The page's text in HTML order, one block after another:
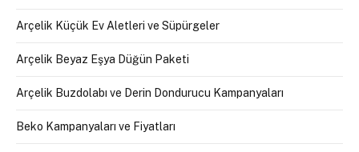
Arçelik Küçük Ev Aletleri ve Süpürgeler
Arçelik Beyaz Eşya Düğün Paketi
Arçelik Buzdolabı ve Derin Dondurucu Kampanyaları
Beko Kampanyaları ve Fiyatları